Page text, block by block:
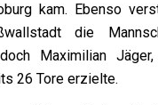
kam. Ebenso
die
Maximilian
26 Tore erzielte.